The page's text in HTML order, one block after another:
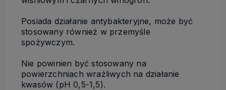
Posiada działanie antybakteryjne, może być
stosowany również w przemyśle
spożywczym.
Nie powinien być stosowany na
powierzchniach wrażliwych na działanie
kwasów (pH 0,5-1,5).